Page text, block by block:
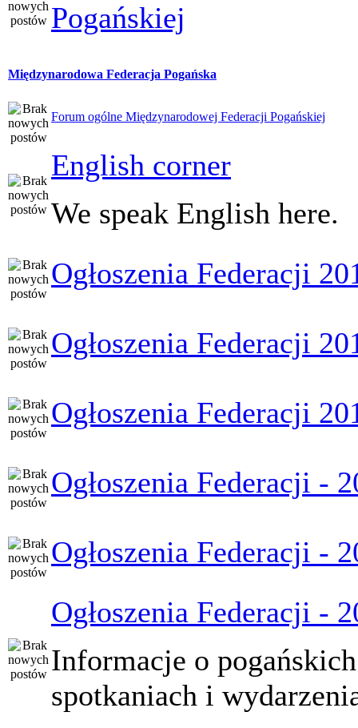
Pogańskiej
Międzynarodowa Federacja Pogańska
Forum ogólne Międzynarodowej Federacji Pogańskiej
English corner
We speak English here.
Ogłoszenia Federacji
Ogłoszenia Federacji
Ogłoszenia Federacji
Ogłoszenia Federacji -
Ogłoszenia Federacji -
Ogłoszenia Federacji -
Informacje o pogańskich
spotkaniach i